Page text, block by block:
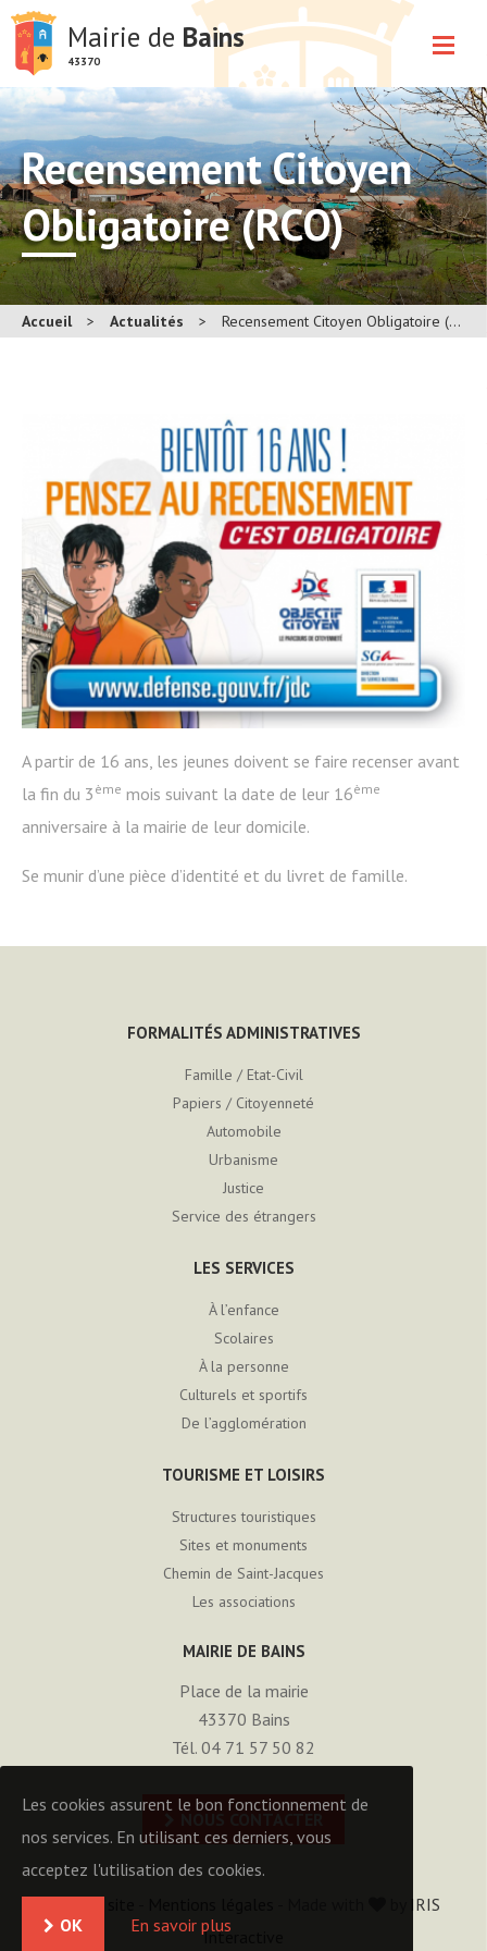
Mairie de Bains
43370
Recensement Citoyen
Obligatoire (RCO)
Accueil > Actualités > Recensement Citoyen Obligatoire (RCO)
A partir de 16 ans, les jeunes doivent se faire recenser avant
la fin du 3 ème mois suivant la date de leur 16ème
anniversaire à la mairie de leur domicile.
Se munir d’une pièce d’identité et du livret de famille.
FORMALITÉS ADMINISTRATIVES
Famille / Etat-Civil
Papiers / Citoyenneté
Automobile
Urbanisme
Justice
Service des étrangers
LES SERVICES
À l’enfance
Scolaires
À la personne
Culturels et sportifs
De l’agglomération
TOURISME ET LOISIRS
Structures touristiques
Sites et monuments
Chemin de Saint-Jacques
Les associations
MAIRIE DE BAINS
Place de la mairie
43370 Bains
Tél. 04 71 57 50 82
IRIS
Interactive
Les cookies assurent le bon fonctionnement de
nos services. En utilisant ces derniers, vous
acceptez l'utilisation des cookies.
OK En savoir plus